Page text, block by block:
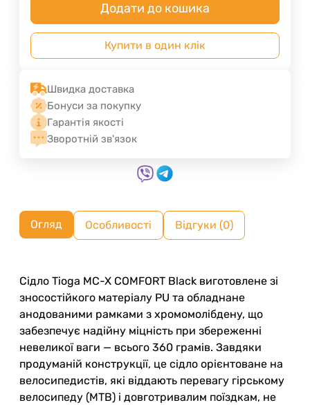
Додати до кошика
Купити в один клік
Швидка доставка
Бонуси за покупку
Гарантія якості
Зворотній зв'язок
Огляд Особливості Відгуки (0)
Сідло Tioga MC-X COMFORT Black виготовлене зі
зносостійкого матеріалу PU та обладнане
анодованими рамками з хромомолібдену, що
забезпечує надійну міцність при збереженні
невеликої ваги — всього 360 грамів. Завдяки
продуманій конструкції, це сідло орієнтоване на
велосипедистів, які віддають перевагу гірському
велосипеду (MTB) і довготривалим поїздкам, не